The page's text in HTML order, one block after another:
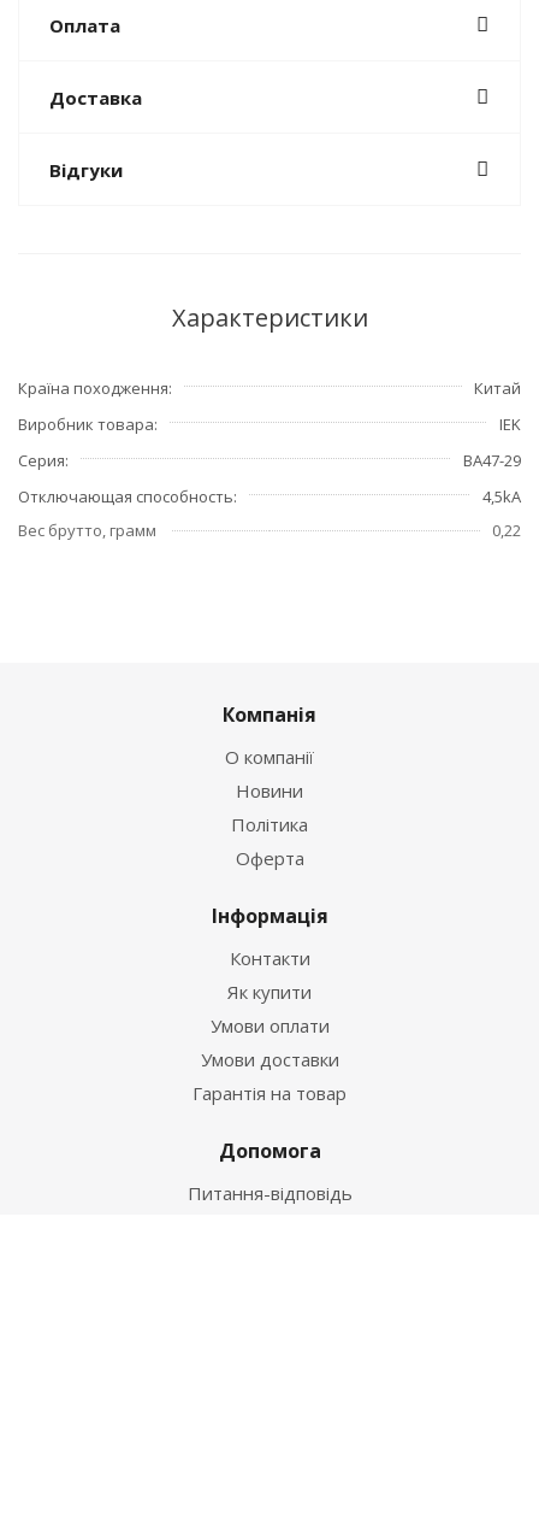
Оплата
Доставка
Відгуки
Характеристики
Країна походження
Китай
Виробник товара
IEK
Серия
ВА47-29
Отключающая способность
4,5kA
Вес брутто, грамм
0,22
Компанія
О компанії
Новини
Політика
Оферта
Інформація
Контакти
Як купити
Умови оплати
Умови доставки
Гарантія на товар
Допомога
Питання-відповідь